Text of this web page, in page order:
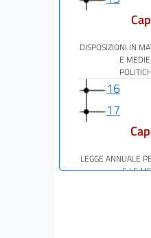
DISPOSIZIONI IN
E
16
17
LEGGE ANNUALE
E LE